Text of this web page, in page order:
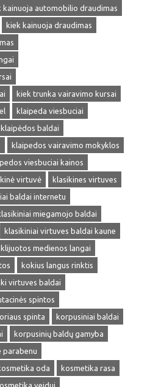
kainuoja automobilio draudimas
kiek kainuoja draudimas
kiek trunka vairavimo kursai
klaipeda viesbuciai
klaipėdos baldai
klaipedos vairavimo mokyklos
viesbuciai kainos
virtuvė
klasikines virtuves
baldai internetu
miegamojo baldai
klasikiniai virtuves baldai kaune
klijuotos medienos langai
kokius langus rinktis
virtuves baldai
spintos
spinta
korpusiniai baldai
korpusinių baldų gamyba
parabenu
oda
kosmetika rasa
veidui